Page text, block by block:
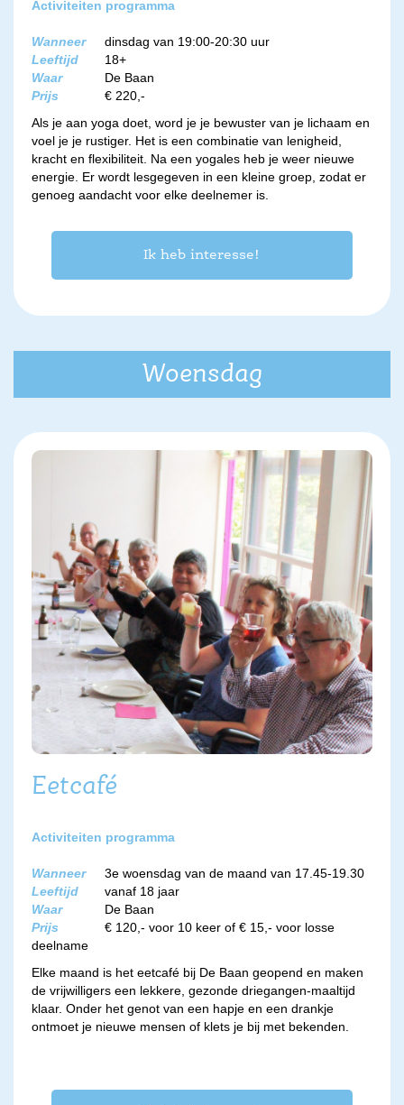
Activiteiten programma
Wanneer
dinsdag van 19:00-20:30 uur
Leeftijd
18+
Waar
De Baan
Prijs
€ 220,-
Als je aan yoga doet, word je je bewuster van je lichaam en
voel je je rustiger. Het is een combinatie van lenigheid,
kracht en flexibiliteit. Na een yogales heb je weer nieuwe
energie. Er wordt lesgegeven in een kleine groep, zodat er
genoeg aandacht voor elke deelnemer is.
Ik heb interesse!
Woensdag
Eetcafé
Activiteiten programma
Wanneer
3e woensdag van de maand van 17.45-19.30
Leeftijd
vanaf 18 jaar
Waar
De Baan
Prijs
€ 120,- voor 10 keer of € 15,- voor losse
deelname
Elke maand is het eetcafé bij De Baan geopend en maken
de vrijwilligers een lekkere, gezonde driegangen-maaltijd
klaar. Onder het genot van een hapje en een drankje
ontmoet je nieuwe mensen of klets je bij met bekenden.